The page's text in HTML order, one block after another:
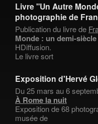
Livre "Un Autre
photographie de
Publication du livre de
Monde : un demi-
HDiffusion.
Le livre sort
Exposition d'Hervé
Du 25 mars au 6
À Rome la nuit
Exposition de 68
musée de